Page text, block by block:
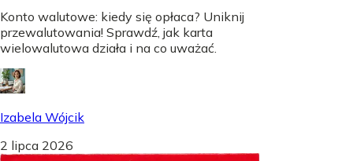
Konto walutowe: kiedy się opłaca? Uniknij
przewalutowania! Sprawdź, jak karta
wielowalutowa działa i na co uważać.
Izabela Wójcik
2 lipca 2026